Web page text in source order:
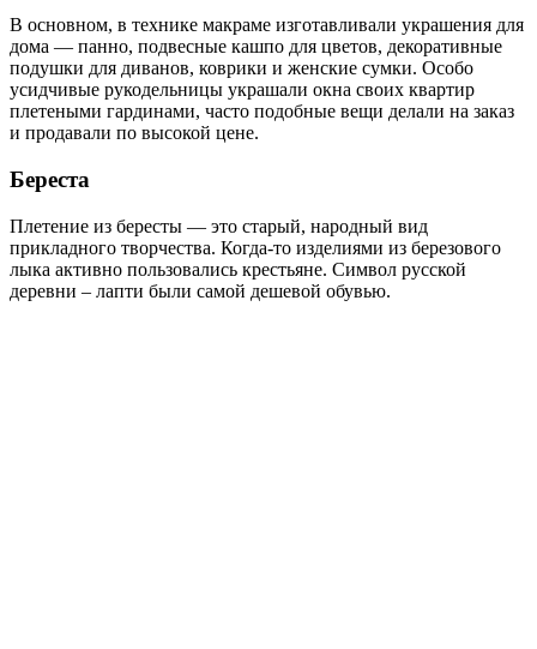
В основном, в технике макраме изготавливали украшения для
дома — панно, подвесные кашпо для цветов, декоративные
подушки для диванов, коврики и женские сумки. Особо
усидчивые рукодельницы украшали окна своих квартир
плетеными гардинами, часто подобные вещи делали на заказ
и продавали по высокой цене.
Береста
Плетение из бересты — это старый, народный вид
прикладного творчества. Когда-то изделиями из березового
лыка активно пользовались крестьяне. Символ русской
деревни – лапти были самой дешевой обувью.